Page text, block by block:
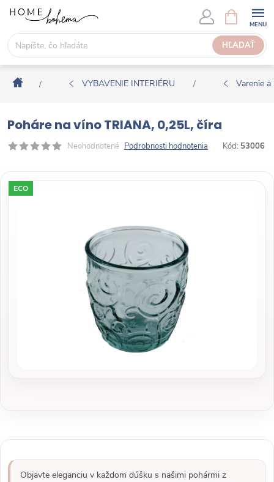
s
HĽADAŤ
Á
K
U
P
N
Í
Domov
/ VYBAVENIE INTERIÉRU / Varenie
Poháre na víno TRIANA, 0,25L, číra
Neohodnotené Podrobnosti hodnotenia Kód: 53006
ECO
Objavte eleganciu v každom dúšku s našimi pohármi z